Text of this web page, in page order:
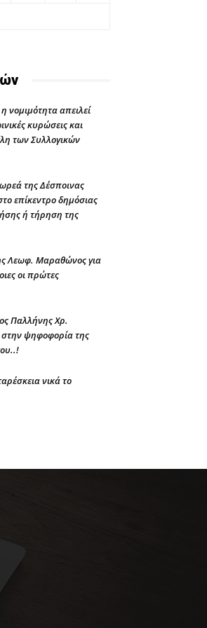
νομιμότητα απειλεί
κυρώσεις και
των Συλλογικών
της Δέσποινας
επίκεντρο δημόσιας
ή τήρηση της
Λεωφ. Μαραθώνος για
οι πρώτες
Παλλήνης Χρ.
στην ψηφοφορία της
νικά το